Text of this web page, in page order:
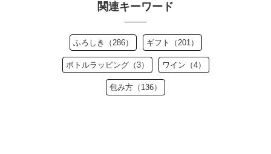
関連キーワード
ふろしき（286） ギフト（201）
ボトルラッピング（3） ワイン（4）
包み方（136）